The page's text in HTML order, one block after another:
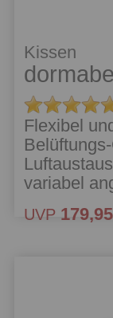
Kissen
Flexibel
variabel
UVP